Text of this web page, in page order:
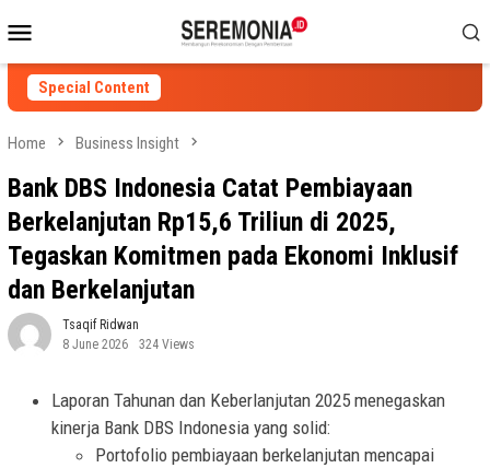
to
contentMenu
Special Content
Home Business Insight
Bank DBS Indonesia Catat Pembiayaan
Berkelanjutan Rp15,6 Triliun di 2025,
Tegaskan Komitmen pada Ekonomi Inklusif
dan Berkelanjutan
Tsaqif Ridwan
8 June 2026
324 Views
Laporan Tahunan dan Keberlanjutan 2025 menegaskan
kinerja Bank DBS Indonesia yang solid:
Portofolio pembiayaan berkelanjutan mencapai